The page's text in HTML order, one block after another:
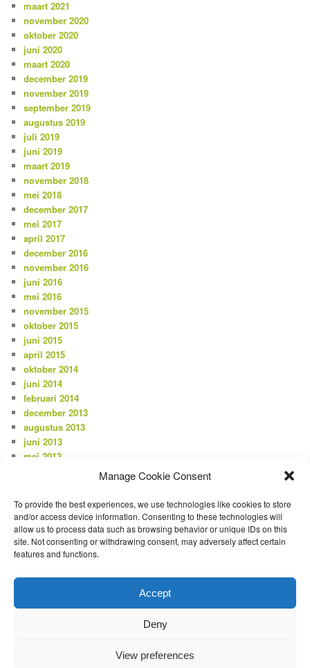
Manage Cookie Consent
To provide the best experiences, we use technologies like cookies to store
and/or access device information. Consenting to these technologies will
allow us to process data such as browsing behavior or unique IDs on this
site. Not consenting or withdrawing consent, may adversely affect certain
features and functions.
Accept
Deny
View preferences
maart 2021
november 2020
oktober 2020
juni 2020
maart 2020
december 2019
november 2019
september 2019
augustus 2019
juli 2019
juni 2019
maart 2019
november 2018
mei 2018
december 2017
mei 2017
april 2017
december 2016
november 2016
juni 2016
mei 2016
november 2015
oktober 2015
juni 2015
april 2015
oktober 2014
juni 2014
februari 2014
december 2013
augustus 2013
juni 2013
mei 2013
januari 2013
december 2012